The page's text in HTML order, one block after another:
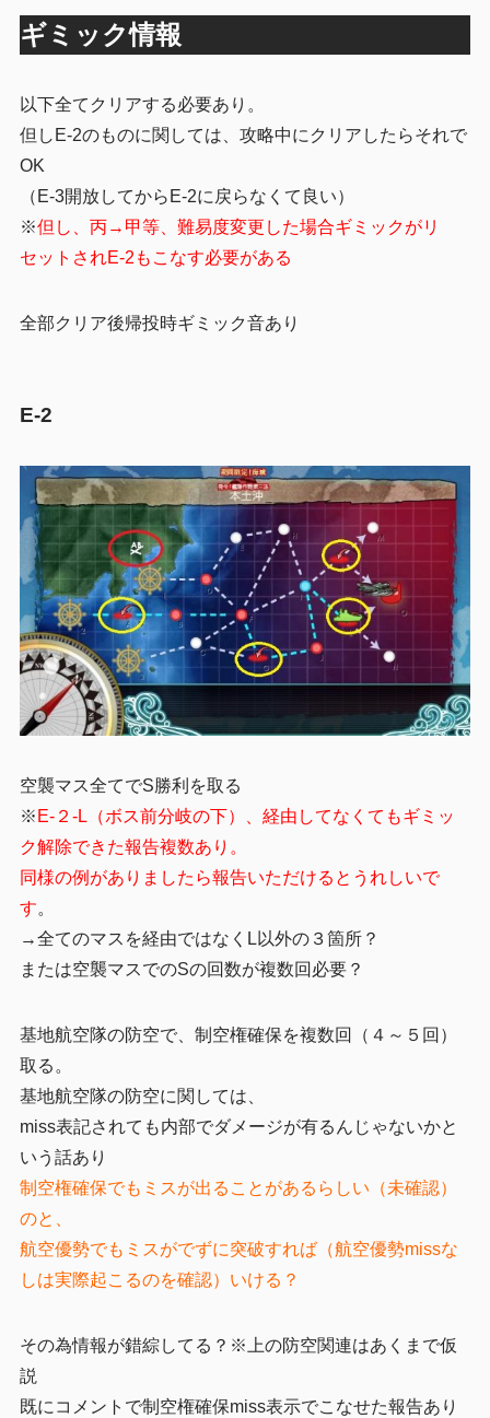
ギミック情報
以下全てクリアする必要あり。
但しE-2のものに関しては、攻略中にクリアしたらそれで
OK
（E-3開放してからE-2に戻らなくて良い）
※但し、丙→甲等、難易度変更した場合ギミックがリ
セットされE-2もこなす必要がある
全部クリア後帰投時ギミック音あり
E-2
空襲マス全てでS勝利を取る
※ E-２-L（ボス前分岐の下）、経由してなくてもギミッ
ク解除できた報告複数あり。
同様の例がありましたら報告いただけるとうれしいで
す。
→全てのマスを経由ではなくL以外の３箇所？
または空襲マスでのSの回数が複数回必要？
基地航空隊の防空で、制空権確保を複数回（４～５回）
取る。
基地航空隊の防空に関しては、
miss表記されても内部でダメージが有るんじゃないかと
いう話あり
制空権確保でもミスが出ることがあるらしい（未確認）
のと、
航空優勢でもミスがでずに突破すれば（航空優勢missな
しは実際起こるのを確認）いける？
その為情報が錯綜してる？※上の防空関連はあくまで仮
説
既にコメントで制空権確保miss表示でこなせた報告あり